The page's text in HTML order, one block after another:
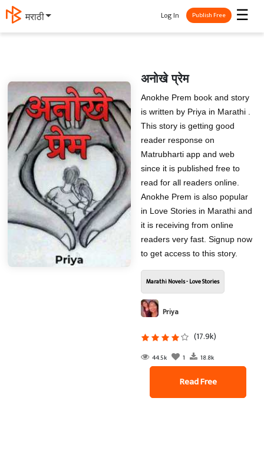
मराठी ☰
Log In Publish Free
अनोखे प्रेम
Anokhe Prem book and story
is written by Priya in Marathi .
This story is getting good
reader response on
Matrubharti app and web
since it is published free to
read for all readers online.
Anokhe Prem is also popular
in Love Stories in Marathi and
it is receiving from online
readers very fast. Signup now
to get access to this story.
Marathi Novels - Love Stories
Priya
(17.9k)
44.5k 1 18.8k
Read Free